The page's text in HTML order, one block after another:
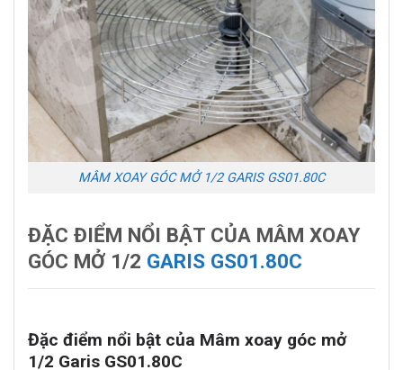
MÂM XOAY GÓC MỞ 1/2 GARIS GS01.80C
ĐẶC ĐIỂM NỔI BẬT CỦA MÂM XOAY
GÓC MỞ 1/2 GARIS GS01.80C
Đặc điểm nổi bật của Mâm xoay góc mở
1/2 Garis GS01.80C